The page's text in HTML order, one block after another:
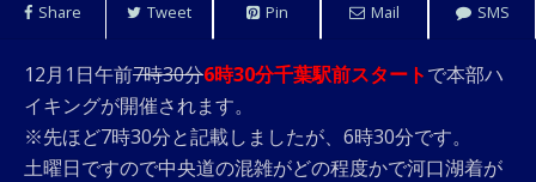
Share Tweet Pin Mail SMS
12月1日午前7時30分6時30分千葉駅前スタートで本部ハ
イキングが開催されます。
※先ほど7時30分と記載しましたが、6時30分です。
土曜日ですので中央道の混雑がどの程度かで河口湖着が